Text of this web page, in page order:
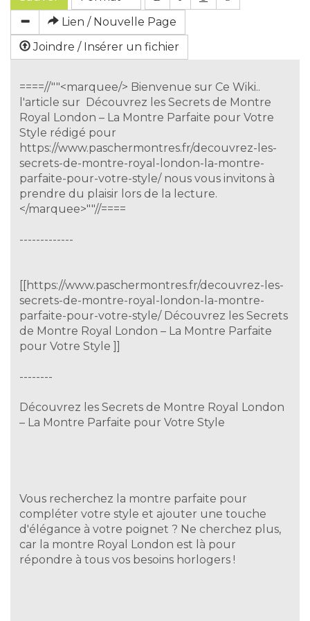
Lien / Nouvelle Page
Joindre / Insérer un fichier